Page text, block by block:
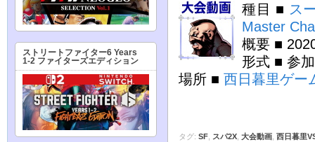
種目 ■ ス
Master
概要 ■
形式 ■ 参
場所 ■ 西日暮里ゲー
タグ: SF, スパ2X, 大会動画, 西日暮里
ストリートファイター6 Years
1-2 ファイターズエディション